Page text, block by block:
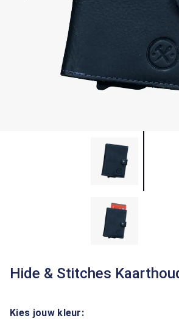
Hide & Stitches
Kies jouw kleur: